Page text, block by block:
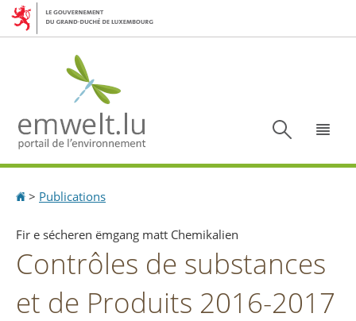
Aller
Aller
Accueil
> Publications
Fir e sécheren ëmgang matt Chemikalien
Contrôles de substances
et de Produits 2016-2017